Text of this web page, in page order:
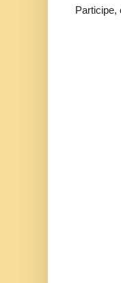
Participe,